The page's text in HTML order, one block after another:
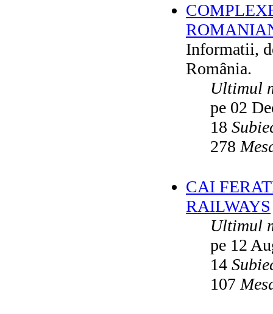
Informatii,
România.
Ultimul
pe 02
18
278
CAI
RAILWAYS
Ultimul
pe 12
14
107